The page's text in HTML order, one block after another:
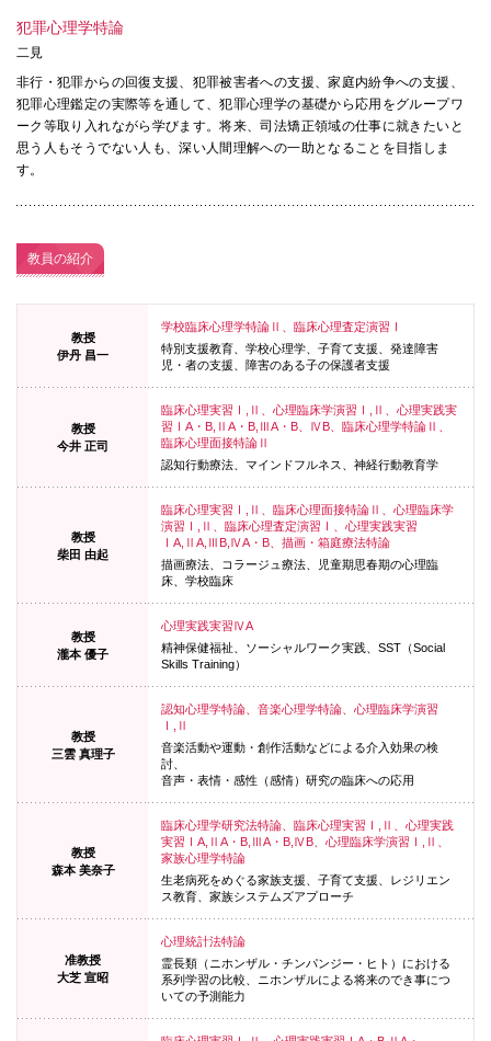
犯罪心理学特論
二見
非行・犯罪からの回復支援、犯罪被害者への支援、家庭内紛争への支援、
犯罪心理鑑定の実際等を通して、犯罪心理学の基礎から応用をグループワ
ーク等取り入れながら学びます。将来、司法矯正領域の仕事に就きたいと
思う人もそうでない人も、深い人間理解への一助となることを目指しま
す。
教員の紹介
教授
伊丹 昌一
学校臨床心理学特論Ⅱ、臨床心理査定演習Ⅰ
特別支援教育、学校心理学、子育て支援、発達障害
児・者の支援、障害のある子の保護者支援
教授
今井 正司
臨床心理実習Ⅰ,Ⅱ、心理臨床学演習Ⅰ,Ⅱ、心理実践実
習ⅠA・B,ⅡA・B,ⅢA・B、ⅣB、臨床心理学特論Ⅱ、
臨床心理面接特論Ⅱ
認知行動療法、マインドフルネス、神経行動教育学
教授
柴田 由起
臨床心理実習Ⅰ,Ⅱ、臨床心理面接特論Ⅱ、心理臨床学
演習Ⅰ,Ⅱ、臨床心理査定演習Ⅰ、心理実践実習
ⅠA,ⅡA,ⅢB,ⅣA・B、描画・箱庭療法特論
描画療法、コラージュ療法、児童期思春期の心理臨
床、学校臨床
教授
瀧本 優子
心理実践実習ⅣA
精神保健福祉、ソーシャルワーク実践、SST（Social
Skills Training）
教授
三雲 真理子
認知心理学特論、音楽心理学特論、心理臨床学演習
Ⅰ,Ⅱ
音楽活動や運動・創作活動などによる介入効果の検
討、
音声・表情・感性（感情）研究の臨床への応用
教授
森本 美奈子
臨床心理学研究法特論、臨床心理実習Ⅰ,Ⅱ、心理実践
実習ⅠA,ⅡA・B,ⅢA・B,ⅣB、心理臨床学演習Ⅰ,Ⅱ、
家族心理学特論
生老病死をめぐる家族支援、子育て支援、レジリエン
ス教育、家族システムズアプローチ
准教授
大芝 宣昭
心理統計法特論
霊長類（ニホンザル・チンパンジー・ヒト）における
系列学習の比較、ニホンザルによる将来のでき事につ
いての予測能力